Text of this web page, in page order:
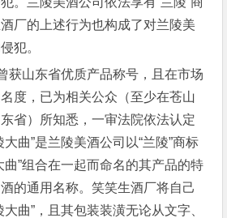
厂的上述行为也构成了对兰陵美
犯。
获山东省优质产品称号，且在市场
度，已为相关公众（至少在苍山
省）所知悉，一审法院依法认定
曲”是兰陵美酒公司以“兰陵”商标
曲”组合在一起而命名的其产品的特
的通用名称。笑笑生酒厂将自己
曲”，且其包装装潢无论从文字、